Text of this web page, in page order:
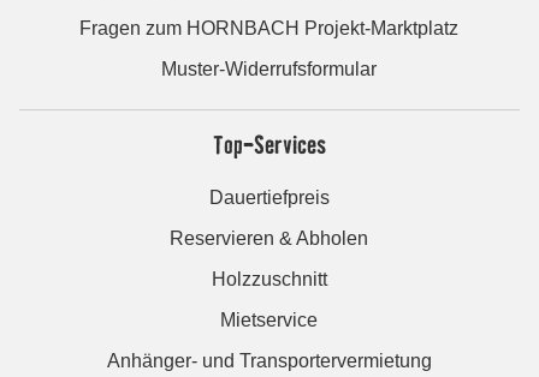
Fragen zum HORNBACH Projekt-Marktplatz
Muster-Widerrufsformular
Top-Services
Dauertiefpreis
Reservieren & Abholen
Holzzuschnitt
Mietservice
Anhänger- und Transportervermietung